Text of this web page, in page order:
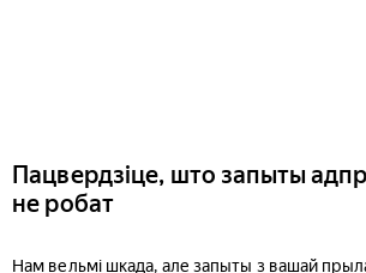
Пацвердзіце, што запыты
не робат
Нам вельмі шкада, але запыты з вашай